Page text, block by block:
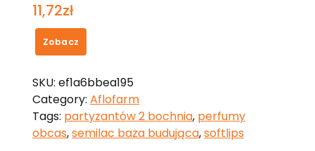
11,72zł
Zobacz
SKU: ef1a6bbea195
Category: Aflofarm
Tags: partyzantów 2 bochnia, perfumy
obcas,semilac baza budująca,softlips